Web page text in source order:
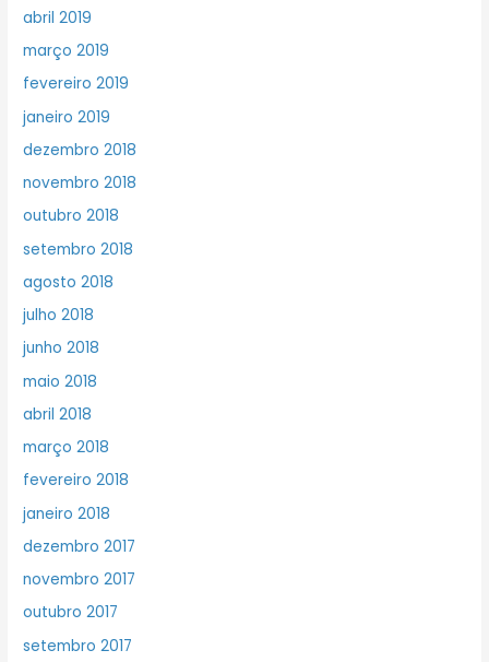
abril 2019
março 2019
fevereiro 2019
janeiro 2019
dezembro 2018
novembro 2018
outubro 2018
setembro 2018
agosto 2018
julho 2018
junho 2018
maio 2018
abril 2018
março 2018
fevereiro 2018
janeiro 2018
dezembro 2017
novembro 2017
outubro 2017
setembro 2017